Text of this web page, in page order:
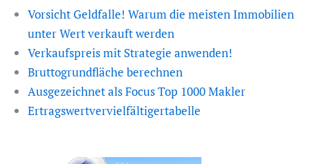
Vorsicht Geldfalle! Warum die meisten Immobilien
unter Wert verkauft werden
Verkaufspreis mit Strategie anwenden!
Bruttogrundfläche berechnen
Ausgezeichnet als Focus Top 1000 Makler
Ertragswertvervielfältigertabelle